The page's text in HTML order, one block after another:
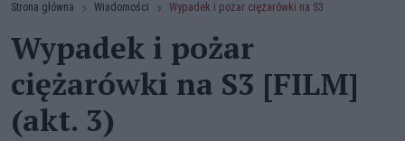
Strona główna Wiadomości Wypadek i pożar ciężarówki na S3
Wypadek i pożar
ciężarówki na S3 [FILM]
(akt. 3)